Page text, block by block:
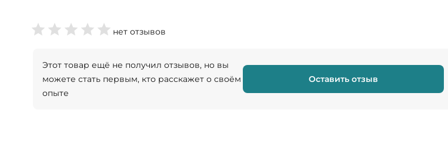
нет отзывов
Этот товар ещё не получил отзывов, но вы
можете стать первым, кто расскажет о своём
опыте
Оставить отзыв